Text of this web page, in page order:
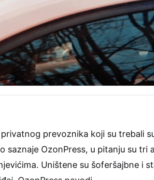
prevoznika koji su trebali
saznaje OzonPress, u pitanju su tri
Uništene su šoferšajbne i